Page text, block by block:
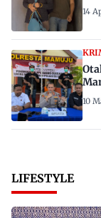
14
10
LIFESTYLE